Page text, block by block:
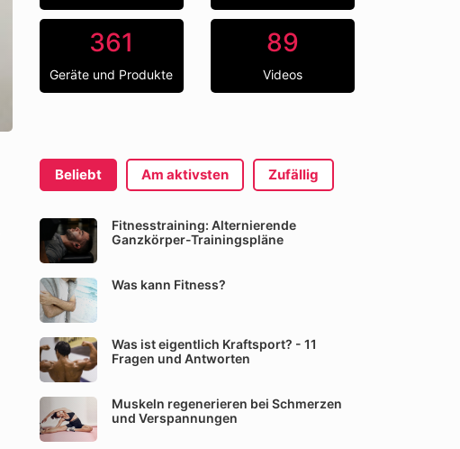
361
Geräte und Produkte
89
Videos
Beliebt Am aktivsten Zufällig
Fitnesstraining: Alternierende
Ganzkörper-Trainingspläne
Was kann Fitness?
Was ist eigentlich Kraftsport? - 11
Fragen und Antworten
Muskeln regenerieren bei Schmerzen
und Verspannungen